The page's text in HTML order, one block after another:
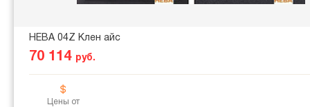
НЕВА 04Z Клен айс
70 114 руб.
Цены от